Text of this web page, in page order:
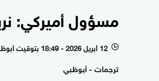
مسؤول أميركي:
l 12 أبريل 2026 - 18:49 بتوقيت أبوظبي
ترجمات - أبوظبي